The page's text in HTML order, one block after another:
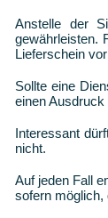
Anstelle der
gewährleisten.
Lieferschein
Sollte eine
einen Ausdruck
Interessant
nicht.
Auf jeden Fall
sofern möglich,